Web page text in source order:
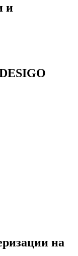
и
на